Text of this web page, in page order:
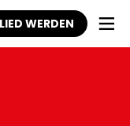
WERDEN